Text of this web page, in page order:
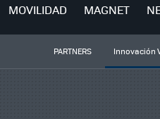
MOVILIDAD MAGNET
PARTNERS Innovación